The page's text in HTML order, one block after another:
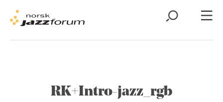
RK+Intro-jazz_rgb